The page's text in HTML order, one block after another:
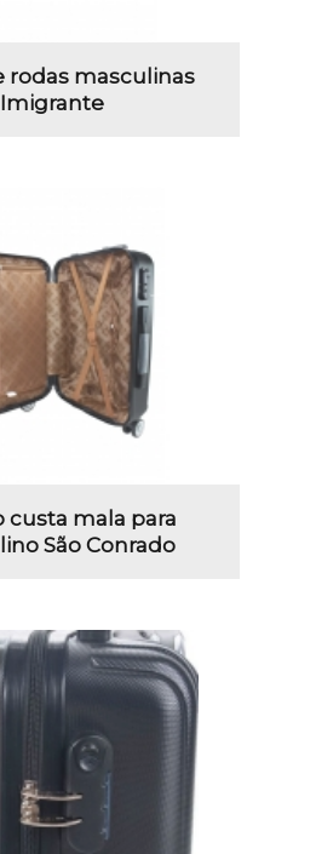
rodas masculinas
Imigrante
custa mala para
São Conrado